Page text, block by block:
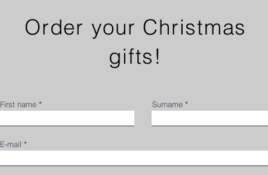
Order your Christmas
gifts!
First name Surname
E-mail